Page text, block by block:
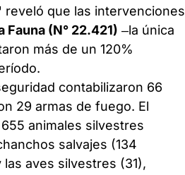
reveló que las intervenciones
(N° 22.421) –la única
más de un 120%
contabilizaron 66
29 armas de fuego. El
animales silvestres
salvajes (134
aves silvestres (31),